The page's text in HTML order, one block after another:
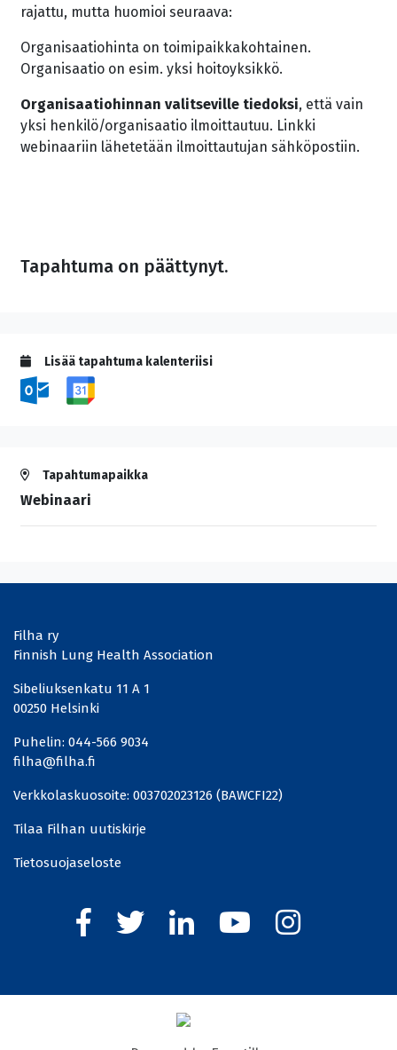
rajattu, mutta huomioi seuraava:
Organisaatiohinta on toimipaikkakohtainen.
Organisaatio on esim. yksi hoitoyksikkö.
Organisaatiohinnan valitseville tiedoksi, että vain
yksi henkilö/organisaatio ilmoittautuu. Linkki
webinaariin lähetetään ilmoittautujan sähköpostiin.
Tapahtuma on päättynyt.
Lisää tapahtuma kalenteriisi
Tapahtumapaikka
Webinaari
Filha ry
Finnish Lung Health Association
Sibeliuksenkatu 11 A 1
00250 Helsinki
Puhelin: 044-566 9034
filha@filha.fi
Verkkolaskuosoite: 003702023126 (BAWCFI22)
Tilaa Filhan uutiskirje
Tietosuojaseloste